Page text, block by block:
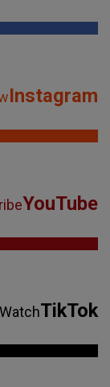
Instagram
YouTube
WatchTikTok